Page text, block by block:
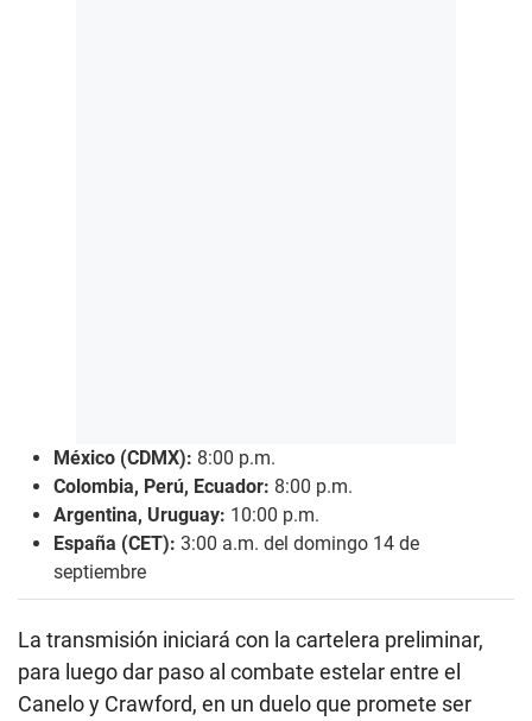
México (CDMX): 8:00 p.m.
Colombia, Perú, Ecuador: 8:00 p.m.
Argentina, Uruguay: 10:00 p.m.
España (CET): 3:00 a.m. del domingo 14 de
septiembre
La transmisión iniciará con la cartelera preliminar,
para luego dar paso al combate estelar entre el
Canelo y Crawford, en un duelo que promete ser